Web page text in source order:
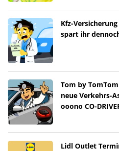
Kfz-Versicherung
spart ihr
Tom by
neue Verkehrs-
ooono CO-
Lidl Outlet